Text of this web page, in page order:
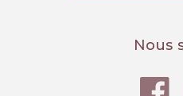
Nous